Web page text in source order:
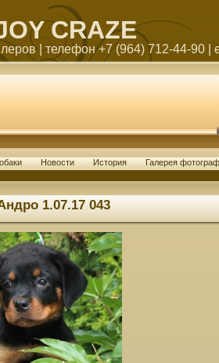
CRAZE
| телефон +7 (964) 712-44-90 |
Новости История Галерея
1.07.17 043